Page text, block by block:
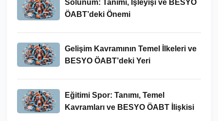
Solunum: Tanımı, İşleyişi ve BESYO
ÖABT’deki Önemi
Gelişim Kavramının Temel İlkeleri ve
BESYO ÖABT’deki Yeri
Eğitimi Spor: Tanımı, Temel
Kavramları ve BESYO ÖABT İlişkisi